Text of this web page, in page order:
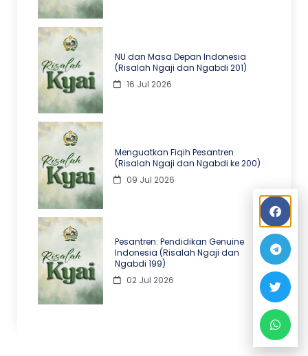
NU dan Masa Depan Indonesia
(Risalah Ngaji dan Ngabdi 201)
16 Jul 2026
Menguatkan Fiqih Pesantren
(Risalah Ngaji dan Ngabdi ke 200)
09 Jul 2026
Pesantren: Pendidikan Genuine
Indonesia (Risalah Ngaji dan
Ngabdi 199)
02 Jul 2026